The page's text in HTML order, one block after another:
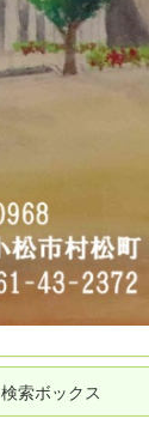
検索ボックス